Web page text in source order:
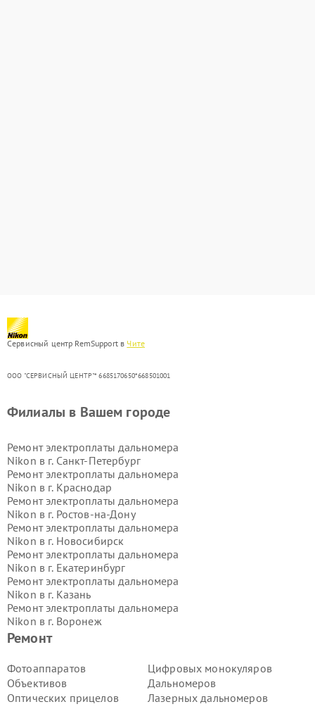
Сервисный центр RemSupport в Чите
ООО "СЕРВИСНЫЙ ЦЕНТР"* 6685170650*668501001
Ремонт
Фотоаппаратов
Объективов
Оптических прицелов
Цифровых монокуляров
Дальномеров
Лазерных дальномеров
Филиалы в Вашем городе
Ремонт электроплаты дальномера
Nikon в г. Санкт-Петербург
Ремонт электроплаты дальномера
Nikon в г. Краснодар
Ремонт электроплаты дальномера
Nikon в г. Ростов-на-Дону
Ремонт электроплаты дальномера
Nikon в г. Новосибирск
Ремонт электроплаты дальномера
Nikon в г. Екатеринбург
Ремонт электроплаты дальномера
Nikon в г. Казань
Ремонт электроплаты дальномера
Nikon в г. Воронеж
Ремонт электроплаты дальномера
Ремонт электроплаты дальномера
Nikon в г.Самара
Ремонт электроплаты дальномера
Nikon в г.Пермь